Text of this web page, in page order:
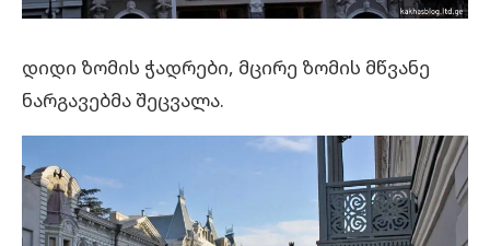
დიდი ზომის ჭადრები, მცირე ზომის მწვანე
ნარგავებმა შეცვალა.